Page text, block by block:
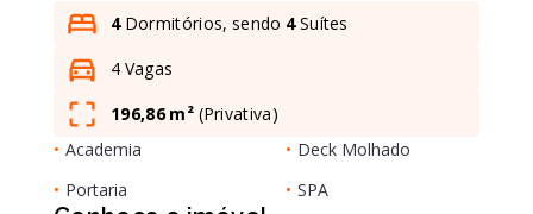
4Dormitórios, sendo 4Suítes
4 Vagas
196,86 m² (Privativa)
• Academia • Deck Molhado
• Portaria • SPA